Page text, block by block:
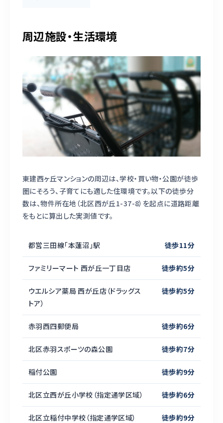
周辺施設・生活環境
東建西ヶ丘マンションの周辺は、学校・買い物・公園が徒歩
圏にそろう、子育てにも適した住環境です。以下の徒歩分
数は、物件所在地（北区西が丘1-37-8）を起点に道路距離
をもとに算出した実測値です。
都営三田線「本蓮沼」駅 徒歩11分
ファミリーマート 西が丘一丁目店 徒歩約5分
ウエルシア薬局 西が丘店（ドラッグス
トア）
徒歩約5分
赤羽西四郵便局 徒歩約6分
北区赤羽スポーツの森公園 徒歩約7分
稲付公園 徒歩約9分
北区立西が丘小学校（指定通学区域） 徒歩約6分
北区立稲付中学校（指定通学区域） 徒歩約9分